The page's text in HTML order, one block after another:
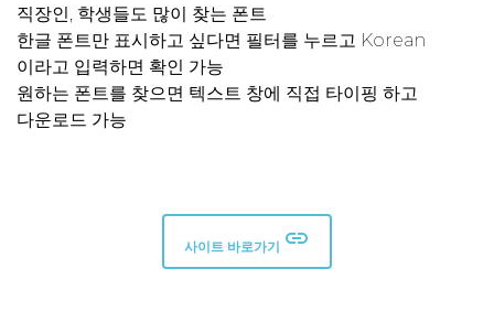
직장인, 학생들도 많이 찾는 폰트
한글 폰트만 표시하고 싶다면 필터를 누르고 Korean
이라고 입력하면 확인 가능
원하는 폰트를 찾으면 텍스트 창에 직접 타이핑 하고
다운로드 가능
사이트 바로가기 insert_link